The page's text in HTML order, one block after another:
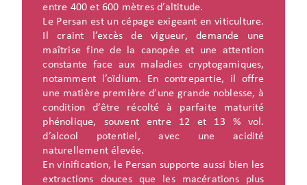
entre 400 et 600 mètres d’altitude.
Le Persan est un cépage exigeant en viticulture.
Il craint l’excès de vigueur, demande une
maîtrise fine de la canopée et une attention
constante face aux maladies cryptogamiques,
notamment l’oïdium. En contrepartie, il offre
une matière première d’une grande noblesse, à
condition d’être récolté à parfaite maturité
phénolique, souvent entre 12 et 13 % vol.
d’alcool potentiel, avec une acidité
naturellement élevée.
En vinification, le Persan supporte aussi bien les
extractions douces que les macérations plus